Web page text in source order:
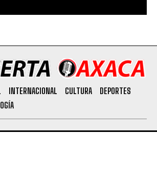
INTERNACIONAL CULTURA
DEPORTES